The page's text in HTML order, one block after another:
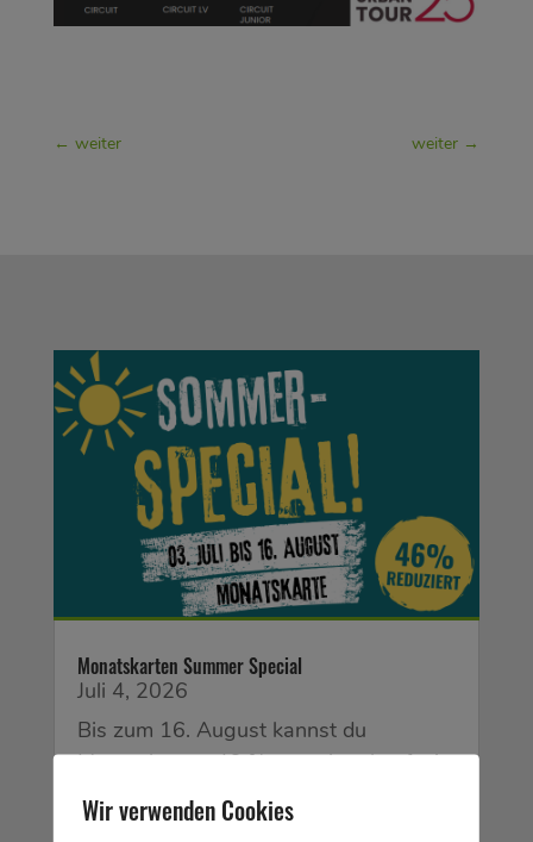
weiter
weiter
Monatskarten Summer Special
Juli 4, 2026
Bis zum 16. August kannst du
Monatskarten 46 % günstiger kaufen!
Du lässt dich auch im Sommer nicht
vom Sport abhalten? Dann profitierst
Wir verwenden Cookies